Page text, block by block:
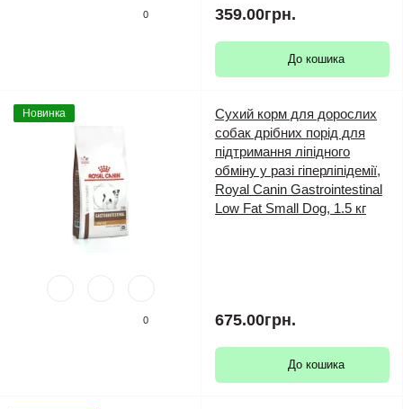
0 359.00грн.
До кошика
Новинка
0
Сухий корм для дорослих
собак дрібних порід для
підтримання ліпідного
обміну у разі гіперліпідемії,
Royal Canin Gastrointestinal
Low Fat Small Dog, 1.5 кг
675.00грн.
До кошика